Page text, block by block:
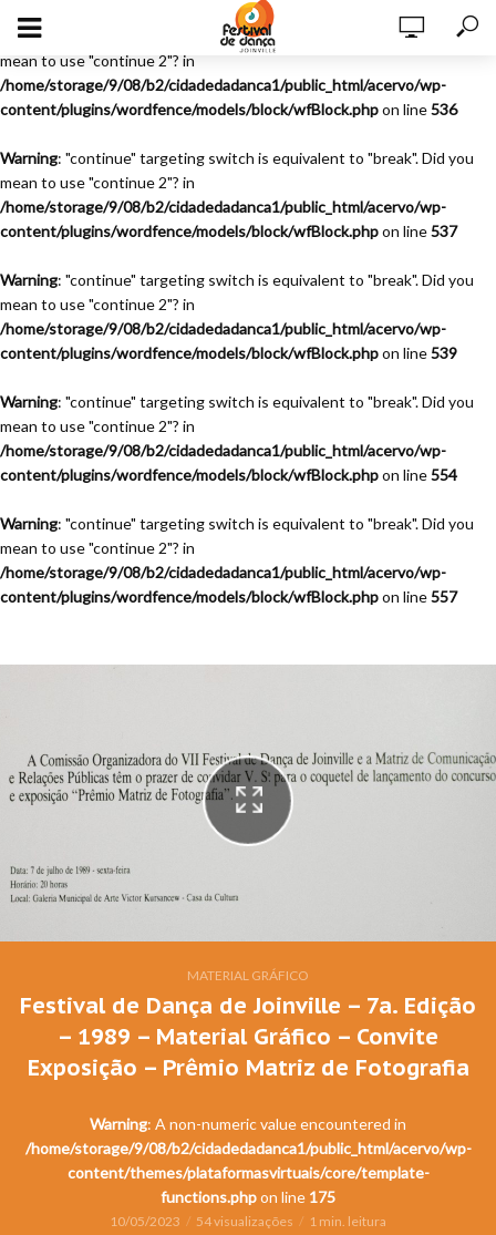
Warning
: "continue" targeting switch is equivalent to "break". Did you
mean to use "continue 2"? in
/home/storage/9/08/b2/cidadedadanca1/public_html/acervo/wp-
content/plugins/wordfence/models/block/wfBlock.phpon line536
Warning: "continue" targeting switch is equivalent to "break". Did you
mean to use "continue 2"? in
/home/storage/9/08/b2/cidadedadanca1/public_html/acervo/wp-
content/plugins/wordfence/models/block/wfBlock.phpon line537
Warning: "continue" targeting switch is equivalent to "break". Did you
mean to use "continue 2"? in
/home/storage/9/08/b2/cidadedadanca1/public_html/acervo/wp-
content/plugins/wordfence/models/block/wfBlock.phpon line539
Warning: "continue" targeting switch is equivalent to "break". Did you
mean to use "continue 2"? in
/home/storage/9/08/b2/cidadedadanca1/public_html/acervo/wp-
content/plugins/wordfence/models/block/wfBlock.phpon line554
Warning: "continue" targeting switch is equivalent to "break". Did you
mean to use "continue 2"? in
/home/storage/9/08/b2/cidadedadanca1/public_html/acervo/wp-
content/plugins/wordfence/models/block/wfBlock.phpon line557
MATERIAL GRÁFICO
Festival de Dança de Joinville – 7a. Edição
– 1989 – Material Gráfico – Convite
Exposição – Prêmio Matriz de Fotografia
Warning: A non-numeric value encountered in
/home/storage/9/08/b2/cidadedadanca1/public_html/acervo/wp-
content/themes/plataformasvirtuais/core/template-
functions.phpon line 175
10/05/2023 54 visualizações 1 min. leitura